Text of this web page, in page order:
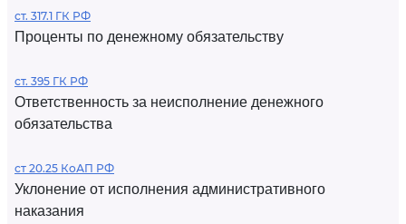
ст. 317.1 ГК РФ
Проценты по денежному обязательству
ст. 395 ГК РФ
Ответственность за неисполнение денежного
обязательства
ст 20.25 КоАП РФ
Уклонение от исполнения административного
наказания